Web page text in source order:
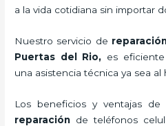
a la vida cotidiana sin importar
Nuestro servicio de
Puertas del Rio, es
una asistencia técnica ya sea al
Los beneficios y ventajas
reparación de teléfonos